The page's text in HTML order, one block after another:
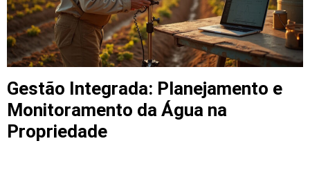
Gestão Integrada: Planejamento e
Monitoramento da Água na
Propriedade